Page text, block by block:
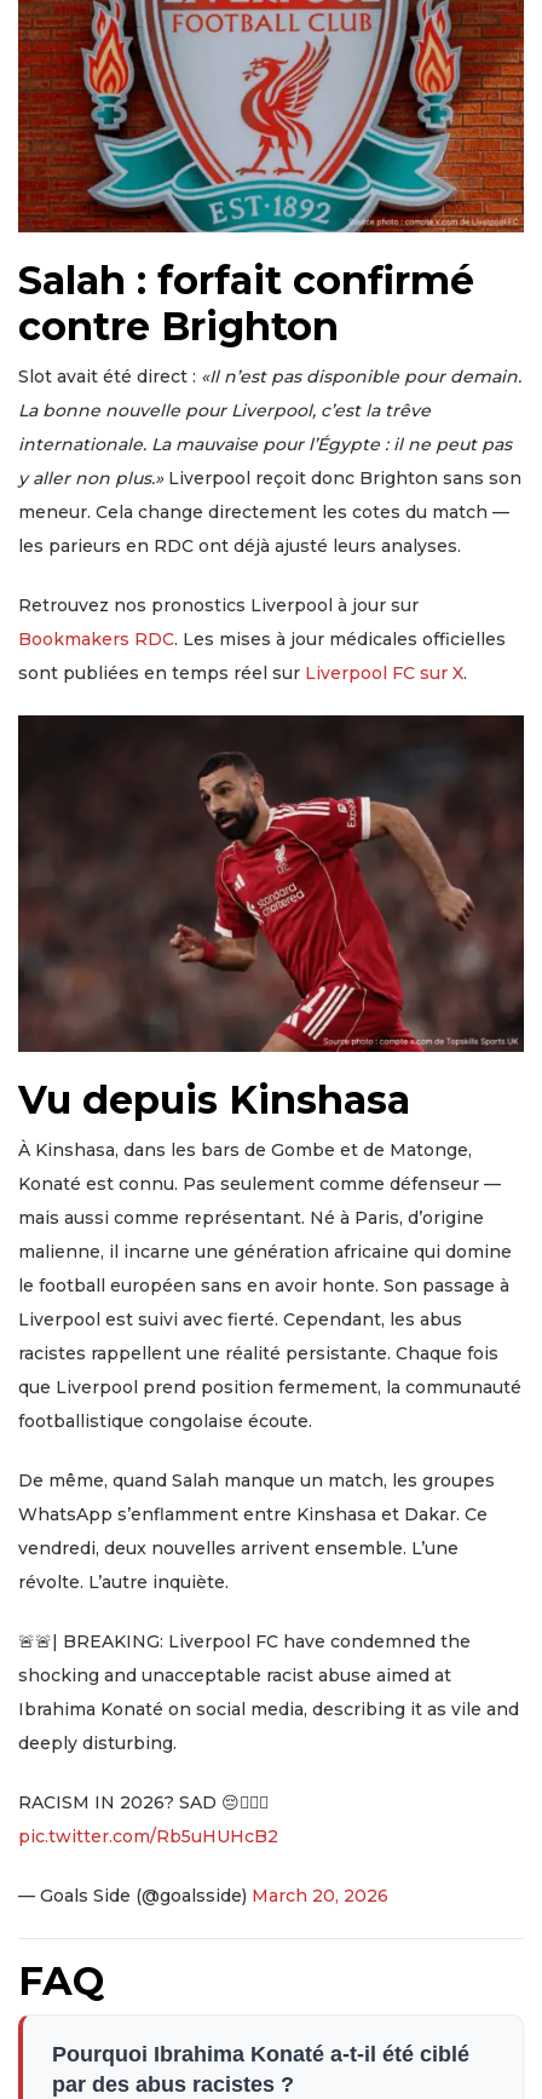
Salah : forfait confirmé
contre Brighton
Slot avait été direct : «Il n’est pas disponible pour demain.
La bonne nouvelle pour Liverpool, c’est la trêve
internationale. La mauvaise pour l’Égypte : il ne peut pas
y aller non plus.»Liverpool reçoit donc Brighton sans son
meneur. Cela change directement les cotes du match —
les parieurs en RDC ont déjà ajusté leurs analyses.
Retrouvez nos pronostics Liverpool à jour sur
Bookmakers RDC. Les mises à jour médicales officielles
sont publiées en temps réel sur Liverpool FC sur X.
Vu depuis Kinshasa
À Kinshasa, dans les bars de Gombe et de Matonge,
Konaté est connu. Pas seulement comme défenseur —
mais aussi comme représentant. Né à Paris, d’origine
malienne, il incarne une génération africaine qui domine
le football européen sans en avoir honte. Son passage à
Liverpool est suivi avec fierté. Cependant, les abus
racistes rappellent une réalité persistante. Chaque fois
que Liverpool prend position fermement, la communauté
footballistique congolaise écoute.
De même, quand Salah manque un match, les groupes
WhatsApp s’enflamment entre Kinshasa et Dakar. Ce
vendredi, deux nouvelles arrivent ensemble. L’une
révolte. L’autre inquiète.
🚨🚨| BREAKING: Liverpool FC have condemned the
shocking and unacceptable racist abuse aimed at
Ibrahima Konaté on social media, describing it as vile and
deeply disturbing.
RACISM IN 2026? SAD 😔🤦🏻‍♂️
pic.twitter.com/Rb5uHUHcB2
— Goals Side (@goalsside) March 20, 2026
FAQ
Pourquoi Ibrahima Konaté a-t-il été ciblé
par des abus racistes ?